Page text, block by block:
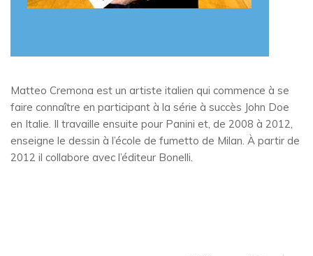
Matteo Cremona est un artiste italien qui commence à se
faire connaître en participant à la série à succès John Doe
en Italie. Il travaille ensuite pour Panini et, de 2008 à 2012,
enseigne le dessin à l’école de fumetto de Milan. À partir de
2012 il collabore avec l’éditeur Bonelli.